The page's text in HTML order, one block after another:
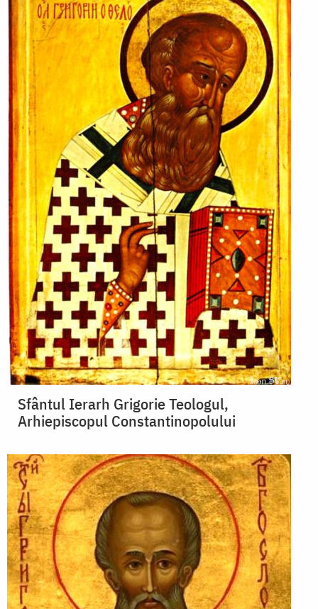
Sfântul Ierarh Grigorie Teologul,
Arhiepiscopul Constantinopolului